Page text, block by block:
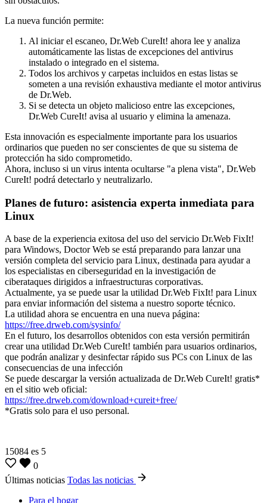
La nueva función permite:
Al iniciar el escaneo, Dr.Web CureIt! ahora lee y analiza
automáticamente las listas de excepciones del antivirus
instalado o integrado en el sistema.
Todos los archivos y carpetas incluidos en estas listas se
someten a una revisión exhaustiva mediante el motor antivirus
de Dr.Web.
Si se detecta un objeto malicioso entre las excepciones,
Dr.Web CureIt! avisa al usuario y elimina la amenaza.
Esta innovación es especialmente importante para los usuarios
ordinarios que pueden no ser conscientes de que su sistema de
protección ha sido comprometido.
Ahora, incluso si un virus intenta ocultarse "a plena vista", Dr.Web
CureIt! podrá detectarlo y neutralizarlo.
Planes de futuro: asistencia experta inmediata para
Linux
A base de la experiencia exitosa del uso del servicio Dr.Web FixIt!
para Windows, Doctor Web se está preparando para lanzar una
versión completa del servicio para Linux, destinada para ayudar a
los especialistas en ciberseguridad en la investigación de
ciberataques dirigidos a infraestructuras corporativas.
Actualmente, ya se puede usar la utilidad Dr.Web FixIt! para Linux
para enviar información del sistema a nuestro soporte técnico.
La utilidad ahora se encuentra en una nueva página:
https://free.drweb.com/sysinfo/
En el futuro, los desarrollos obtenidos con esta versión permitirán
crear una utilidad Dr.Web CureIt! también para usuarios ordinarios,
que podrán analizar y desinfectar rápido sus PCs con Linux de las
consecuencias de una infección
Se puede descargar la versión actualizada de Dr.Web CureIt! gratis*
en el sitio web oficial:
https://free.drweb.com/download+cureit+free/
*Gratis solo para el uso personal.
15084 es 5
0
Últimas noticias Todas las noticias
Para el hogar